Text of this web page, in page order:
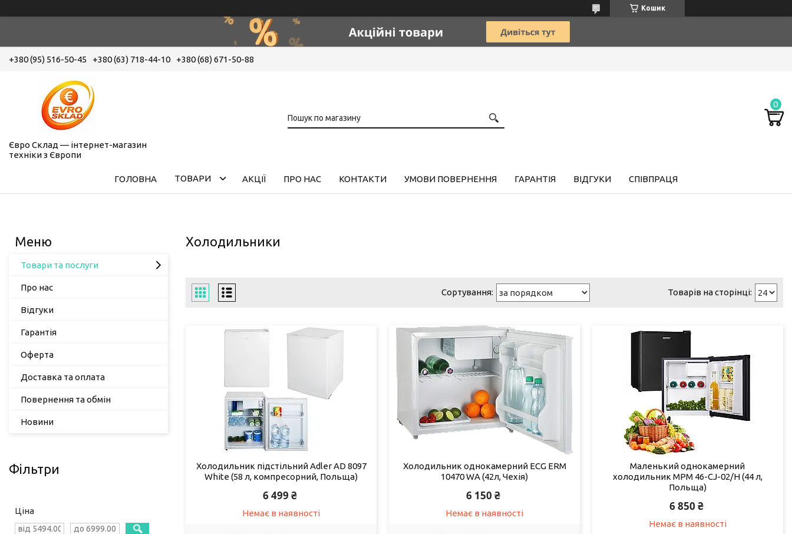
Кошик
+380 (95) 516-50-45 +380 (63) 718-44-10 +380 (68) 671-50-88
Євро Склад — інтернет-магазин
техніки з Європи
ГОЛОВНА ТОВАРИ АКЦІЇ ПРО НАС КОНТАКТИ УМОВИ ПОВЕРНЕННЯ ГАРАНТІЯ ВІДГУКИ СПІВПРАЦЯ
Холодильники
Холодильник підстільний Adler AD 8097
White (58 л, компресорний, Польща)
6 499 ₴
Немає в наявності
Холодильник однокамерний ECG ERM
10470 WA (42л, Чехія)
6 150 ₴
Немає в наявності
Маленький однокамерний
холодильник MPM 46-CJ-02/Н (44 л,
Польща)
6 850 ₴
Немає в наявності
Товари та послуги
Про нас
Відгуки
Гарантія
Оферта
Доставка та оплата
Повернення та обмін
Новини
Фільтри
Ціна